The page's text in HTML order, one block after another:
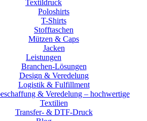
Textildruck
Poloshirts
T-Shirts
Stofftaschen
Mützen & Caps
Jacken
Leistungen
Branchen-Lösungen
Design & Veredelung
Logistik & Fulfillment
& Veredelung – hochwertige
Textilien
Transfer- & DTF-Druck